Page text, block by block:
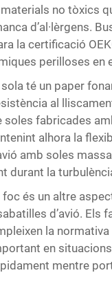
no tòxics
d’al·lèrgens.
la certificació
perilloses en
té un paper
al
soles fabricades
alhora la
amb soles
durant la
foc és un altre
d’avió.
la
en
mentre